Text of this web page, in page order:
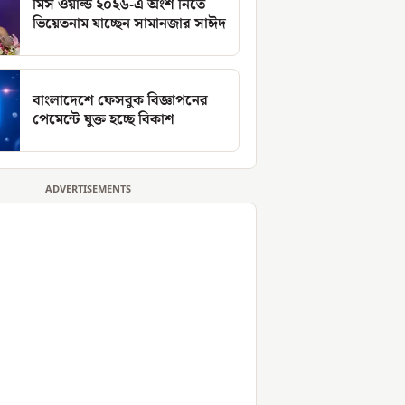
মিস ওয়ার্ল্ড ২০২৬-এ অংশ নিতে
ভিয়েতনাম যাচ্ছেন সামানজার সাঈদ
বাংলাদেশে ফেসবুক বিজ্ঞাপনের
পেমেন্টে যুক্ত হচ্ছে বিকাশ
ADVERTISEMENTS